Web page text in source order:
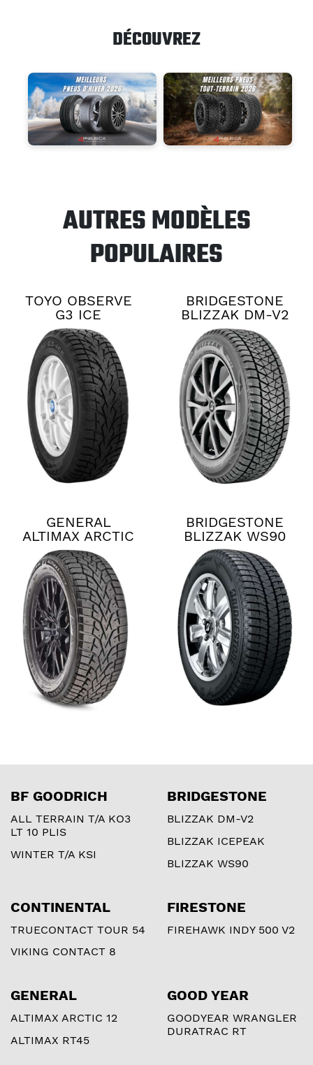
DÉCOUVREZ
AUTRES MODÈLES
POPULAIRES
TOYO OBSERVE
G3 ICE
BRIDGESTONE
BLIZZAK DM-V2
GENERAL
ALTIMAX ARCTIC
12
BRIDGESTONE
BLIZZAK WS90
BF GOODRICH
ALL TERRAIN T/A KO3
LT 10 PLIS
WINTER T/A KSI
BRIDGESTONE
BLIZZAK DM-V2
BLIZZAK ICEPEAK
BLIZZAK WS90
CONTINENTAL
TRUECONTACT TOUR 54
VIKING CONTACT 8
FIRESTONE
FIREHAWK INDY 500 V2
GENERAL
ALTIMAX ARCTIC 12
ALTIMAX RT45
GOOD YEAR
GOODYEAR WRANGLER
DURATRAC RT